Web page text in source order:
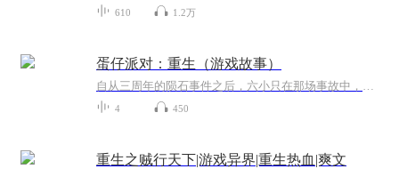
610 1.2万
蛋仔派对：重生（游戏故事）
自从三周年的陨石事件之后，六小只在那场事故中，为对抗陨石而牺牲了，蛋仔岛尽管和平，还是会迎来十分剧烈的邪恶入侵……而魔鬼蛋，在经历了在宇宙之树神空间当中，坠入虚空的经历后，被宇宙之术的法力影响，重回了蛋仔岛。没了六小只，他似乎觉得自己的...
4 450
重生之贼行天下|游戏异界|重生热血|爽文